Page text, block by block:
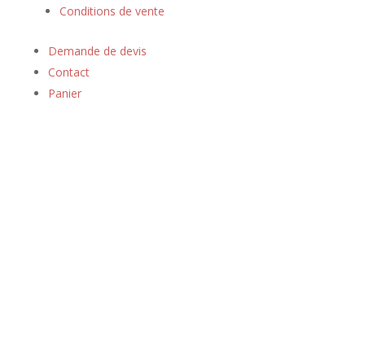
Conditions de vente
Demande de devis
Contact
Panier